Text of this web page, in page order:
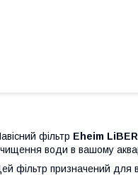
фільтр Eheim
води в вашому
фільтр призначений для